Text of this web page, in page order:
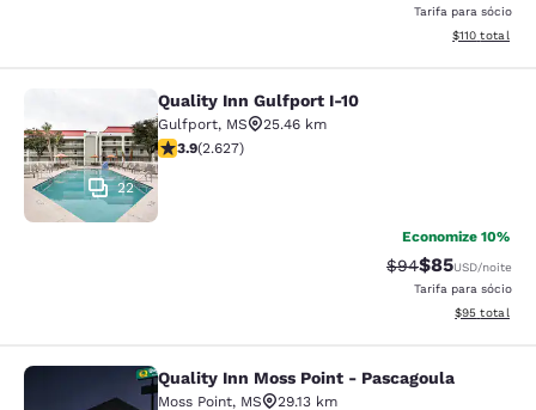
Tarifa para sócio
Exibir
$110 total
Quality Inn Gulfport I-10
22
Quality Inn Gulfport I-10
Gulfport, MS
25.46 km
classificação 3.93 estrelas. Bom. 2627 avaliações
3.9(2.627)
Economize 10%
Tarifa anterior
$94Tarifa com
$85USD/noite
Tarifa para sócio
Exibir
$95 total
Quality Inn Moss Point - Pascagoula
Quality Inn Moss Point - Pascagoula
Moss Point, MS
29.13 km